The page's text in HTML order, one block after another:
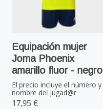
Equipación mujer
Joma Phoenix
amarillo fluor - negro
El precio incluye el número y
nombre del jugad@r
17,95 €